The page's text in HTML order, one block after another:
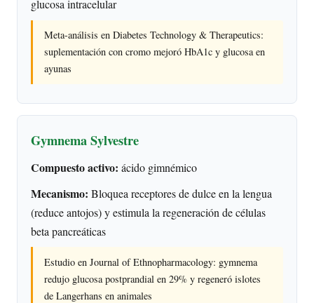
glucosa intracelular
Meta-análisis en Diabetes Technology & Therapeutics:
suplementación con cromo mejoró HbA1c y glucosa en
ayunas
Gymnema Sylvestre
Compuesto activo: ácido gimnémico
Mecanismo: Bloquea receptores de dulce en la lengua
(reduce antojos) y estimula la regeneración de células
beta pancreáticas
Estudio en Journal of Ethnopharmacology: gymnema
redujo glucosa postprandial en 29% y regeneró islotes
de Langerhans en animales